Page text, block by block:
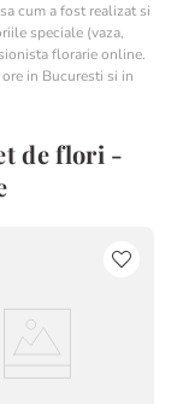
cum a fost realizat si
speciale (vaza,
florarie online.
in Bucuresti si in
de flori -